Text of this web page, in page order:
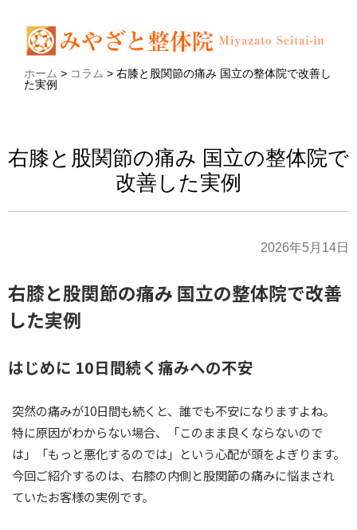
ホーム > コラム > 右膝と股関節の痛み 国立の整体院で改善し
た実例
右膝と股関節の痛み 国立の整体院で
改善した実例
2026年5月14日
右膝と股関節の痛み 国立の整体院で改善
した実例
はじめに 10日間続く痛みへの不安
突然の痛みが10日間も続くと、誰でも不安になりますよね。
特に原因がわからない場合、「このまま良くならないので
は」「もっと悪化するのでは」という心配が頭をよぎります。
今回ご紹介するのは、右膝の内側と股関節の痛みに悩まされ
ていたお客様の実例です。